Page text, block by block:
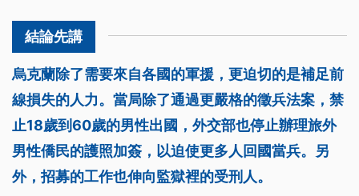
烏克蘭除了需要來自各國的軍援，更迫切的是補足前
線損失的人力。當局除了通過更嚴格的徵兵法案，禁
止18歲到60歲的男性出國，外交部也停止辦理旅外
男性僑民的護照加簽，以迫使更多人回國當兵。另
外，招募的工作也伸向監獄裡的受刑人。